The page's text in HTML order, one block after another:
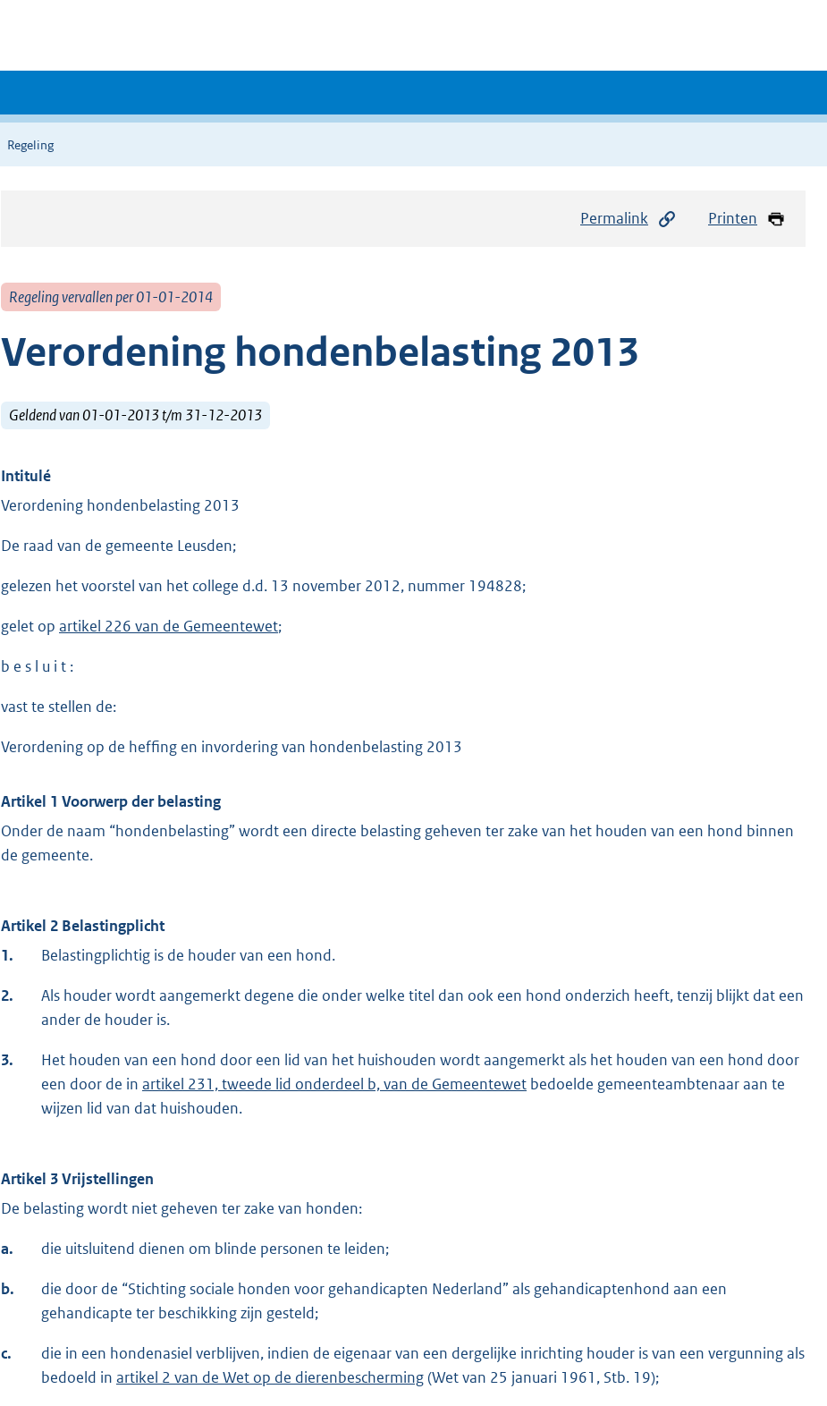
Regeling
Permalink Printen
Regeling vervallen per 01-01-2014
Verordening hondenbelasting 2013
Geldend van 01-01-2013 t/m 31-12-2013
Intitulé
Verordening hondenbelasting 2013
De raad van de gemeente Leusden;
gelezen het voorstel van het college d.d. 13 november 2012, nummer 194828;
gelet op artikel 226 van de Gemeentewet;
b e s l u i t :
vast te stellen de:
Verordening op de heffing en invordering van hondenbelasting 2013
Artikel 1 Voorwerp der belasting
Onder de naam “hondenbelasting” wordt een directe belasting geheven ter zake van het houden van een hond binnen
de gemeente.
Artikel 2 Belastingplicht
1.
Belastingplichtig is de houder van een hond.
2.
Als houder wordt aangemerkt degene die onder welke titel dan ook een hond onderzich heeft, tenzij blijkt dat een
ander de houder is.
3.
Het houden van een hond door een lid van het huishouden wordt aangemerkt als het houden van een hond door
een door de in artikel 231, tweede lid onderdeel b, van de Gemeentewet bedoelde gemeenteambtenaar aan te
wijzen lid van dat huishouden.
Artikel 3 Vrijstellingen
De belasting wordt niet geheven ter zake van honden:
a. die uitsluitend dienen om blinde personen te leiden;
b.
die door de “Stichting sociale honden voor gehandicapten Nederland” als gehandicaptenhond aan een
gehandicapte ter beschikking zijn gesteld;
c.
die in een hondenasiel verblijven, indien de eigenaar van een dergelijke inrichting houder is van een vergunning als
bedoeld in artikel 2 van de Wet op de dierenbescherming(Wet van 25 januari 1961, Stb. 19);